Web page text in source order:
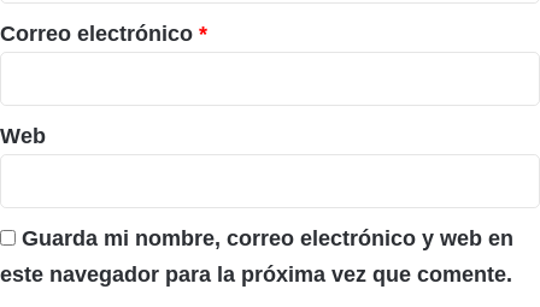
*
Correo electrónico *
Web
Guarda mi nombre, correo electrónico y web en
este navegador para la próxima vez que comente.